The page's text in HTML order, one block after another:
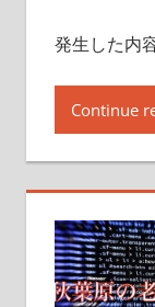
発生した内
Continue